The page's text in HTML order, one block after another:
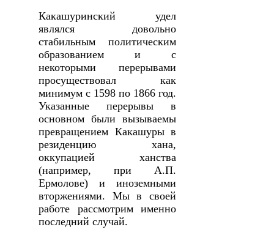
Какашуринский удел
являлся довольно
стабильным политическим
образованием и с
некоторыми перерывами
просуществовал как
минимум с 1598 по 1866 год.
Указанные перерывы в
основном были вызываемы
превращением Какашуры в
резиденцию хана,
оккупацией ханства
(например, при А.П.
Ермолове) и иноземными
вторжениями. Мы в своей
работе рассмотрим именно
последний случай.